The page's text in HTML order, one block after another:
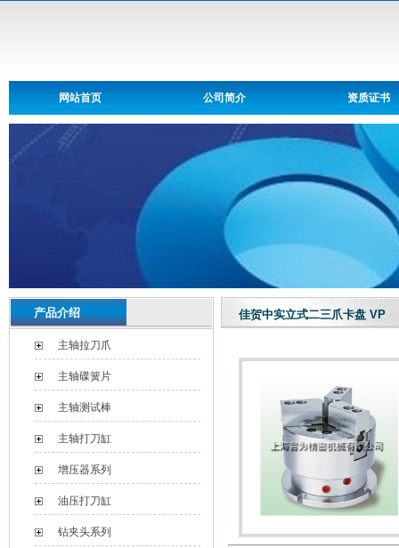
网站首页 公司简介 资质证书
佳贺中实立式二三爪卡盘 VP
产品介绍
主轴拉刀爪
主轴碟簧片
主轴测试棒
主轴打刀缸
增压器系列
油压打刀缸
钻夹头系列